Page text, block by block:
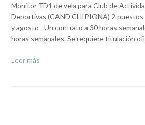
Monitor TD1 de vela para Club de
Deportivas (CAND CHIPIONA) 2 puestos
y agosto - Un contrato a 30 horas
horas semanales. Se requiere titulación
Leer más